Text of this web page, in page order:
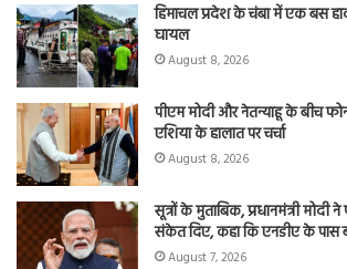
हिमाचल प्रदेश के चंबा में एक बस
घायल
August 8, 2026
पीएम मोदी और नेतन्याहू के बीच
एशिया के हालात पर चर्चा
August 8, 2026
सूत्रों के मुताबिक, प्रधानमंत्री मोदी
संकेत दिए, कहा कि एनडीए के पास
August 7, 2026